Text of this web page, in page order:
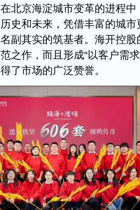
北京海淀城市变革的进程
史和未来，凭借丰富的城
副其实的筑基者。海开控
之作，而且形成“以客户需
了市场的广泛赞誉。